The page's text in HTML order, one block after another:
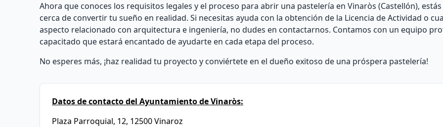
Ahora que conoces los requisitos legales y el proceso para abrir una pastelería en Vinaròs (Castellón),
cerca de convertir tu sueño en realidad. Si necesitas ayuda con la obtención de la Licencia de Actividad o
aspecto relacionado con arquitectura e ingeniería, no dudes en contactarnos. Contamos con un equipo
capacitado que estará encantado de ayudarte en cada etapa del proceso.
No esperes más, ¡haz realidad tu proyecto y conviértete en el dueño exitoso de una próspera pastelería!
Datos de contacto del Ayuntamiento de Vinaròs:
Plaza Parroquial, 12, 12500 Vinaroz